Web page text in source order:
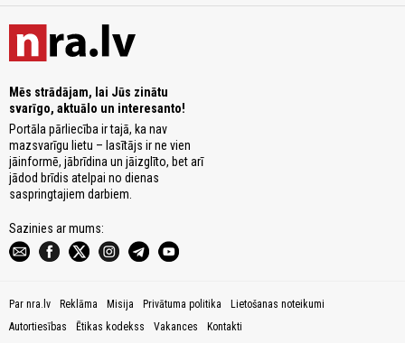
Mēs strādājam, lai Jūs zinātu
svarīgo, aktuālo un interesanto!
Portāla pārliecība ir tajā, ka nav
mazsvarīgu lietu – lasītājs ir ne vien
jāinformē, jābrīdina un jāizglīto, bet arī
jādod brīdis atelpai no dienas
saspringtajiem darbiem.
Sazinies ar mums:
Par nra.lv Reklāma Misija Privātuma politika
Lietošanas noteikumi
Autortiesības
Ētikas kodekss Vakances Kontakti